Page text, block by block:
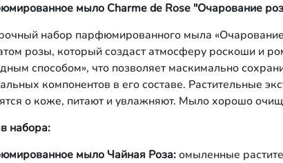
мыло Charme de Rose "Очарование
набор парфюмированного мыла
розы, который создаст атмосферу роскоши и
способом», что позволяет маскимально
компонентов в его составе. Растительные
о коже, питают и увлажняют. Мыло хорошо
набора:
мыло Чайная Роза:омыленные